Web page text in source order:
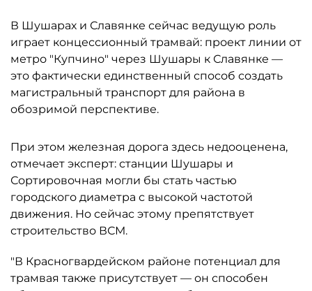
В Шушарах и Славянке сейчас ведущую роль
играет концессионный трамвай: проект линии от
метро "Купчино" через Шушары к Славянке —
это фактически единственный способ создать
магистральный транспорт для района в
обозримой перспективе.
При этом железная дорога здесь недооценена,
отмечает эксперт: станции Шушары и
Сортировочная могли бы стать частью
городского диаметра с высокой частотой
движения. Но сейчас этому препятствует
строительство ВСМ.
"В Красногвардейском районе потенциал для
трамвая также присутствует — он способен